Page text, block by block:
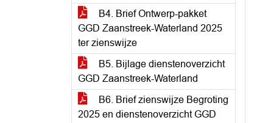
B4. Brief Ontwerp-pakket
GGD Zaanstreek-Waterland 2025
ter zienswijze
B5. Bijlage dienstenoverzicht
GGD Zaanstreek-Waterland
B6. Brief zienswijze Begroting
2025 en dienstenoverzicht GGD